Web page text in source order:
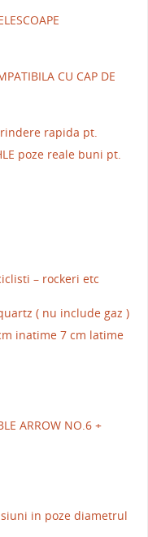
CU CAP DE
rapida pt.
poze reale buni pt.
– rockeri etc
( nu include gaz )
inatime 7 cm latime
ARROW NO.6 +
in poze diametrul